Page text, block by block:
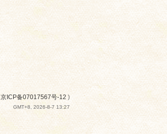
京ICP备07017567号-12 )
GMT+8, 2026-8-7 13:27